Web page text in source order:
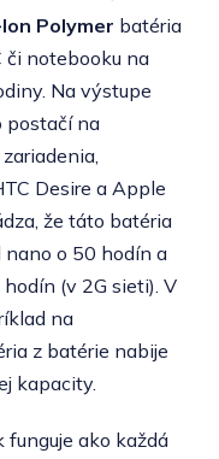
Polymer batéria
či notebooku na
Na výstupe
postačí na
Desire a Apple
že táto batéria
o 50 hodín a
(v 2G sieti). V
na
z batérie nabije
kapacity.
ako každá